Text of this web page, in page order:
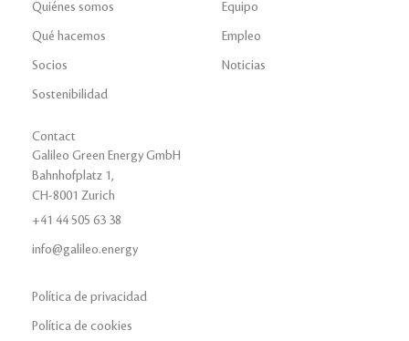
Quiénes somos
Qué hacemos
Socios
Sostenibilidad
Equipo
Empleo
Noticias
Contact
Galileo Green Energy GmbH
Bahnhofplatz 1,
CH-8001 Zurich
+41 44 505 63 38
info@galileo.energy
Política de privacidad
Política de cookies